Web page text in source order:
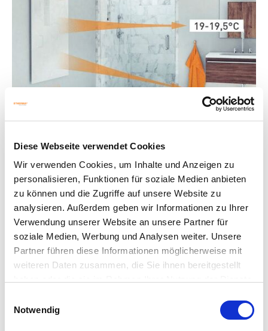
Diese Webseite verwendet Cookies
Wir verwenden Cookies, um Inhalte und Anzeigen zu
personalisieren, Funktionen für soziale Medien anbieten
zu können und die Zugriffe auf unsere Website zu
analysieren. Außerdem geben wir Informationen zu Ihrer
Verwendung unserer Website an unsere Partner für
soziale Medien, Werbung und Analysen weiter. Unsere
Partner führen diese Informationen möglicherweise mit
weiteren Daten zusammen, die Sie ihnen bereitgestellt
Notwendig
À MONTER SOI-MÊME.
dimensions et puissances. Les panneaux infrarouges
ETHERMA sont livrés de série avec des supports de fixation.